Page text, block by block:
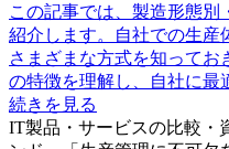
この記事では、製造形態別
紹介します。自社での生産
さまざまな方式を知って
の特徴を理解し、自社に最
続きを見る
IT製品・サービスの比較・